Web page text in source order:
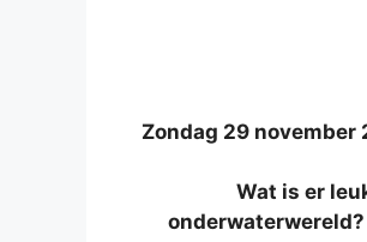
Zondag 29
Wat is er
onderwaterwereld?